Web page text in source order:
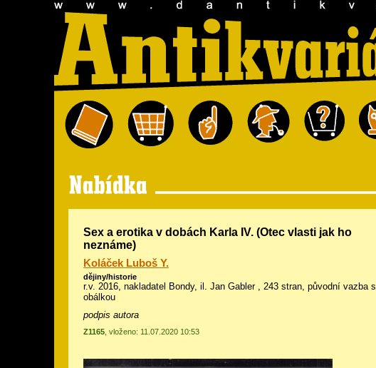
Sex a erotika v dobách Karla IV. (Otec vlasti jak ho
neznáme)
Koláček Luboš Y.
dějiny/historie
r.v. 2016, nakladatel Bondy, il. Jan Gabler, 243 stran, původní vazba s
obálkou
podpis autora
Z1165 , vloženo: 11.07.2020 10:53